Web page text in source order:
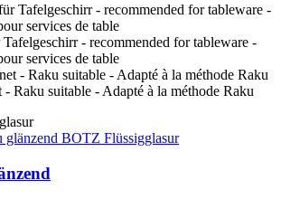
- recommended for tableware -
services de table
- Raku suitable - Adapté à la méthode Raku